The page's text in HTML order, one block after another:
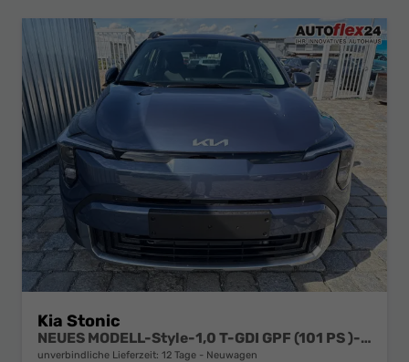
Kia Stonic
NEUES MODELL-Style-1,0 T-GDI GPF (101 PS )-Navi-Sitzheizung-Rückfahrkamera-DAB-Tempomat-Sitzheizung-Fernlichtassistent-2xPDC-Rückfahrkamera-sofort verfügbar
unverbindliche Lieferzeit: 12 Tage Neuwagen